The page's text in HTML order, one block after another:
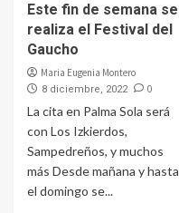
Este fin de semana se
realiza el Festival del
Gaucho
Maria Eugenia Montero
8 diciembre, 2022 0
La cita en Palma Sola será
con Los Izkierdos,
Sampedreños, y muchos
más Desde mañana y hasta
el domingo se...